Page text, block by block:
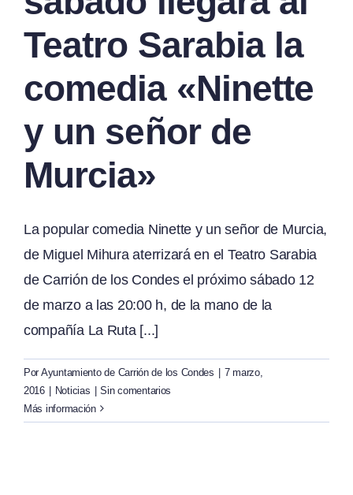
Teatro Sarabia la
comedia «Ninette
y un señor de
Murcia»
La popular comedia Ninette y un señor de Murcia,
de Miguel Mihura aterrizará en el Teatro Sarabia
de Carrión de los Condes el próximo sábado 12
de marzo a las 20:00 h, de la mano de la
compañía La Ruta [...]
Por Ayuntamiento de Carrión de los Condes
7 marzo,
2016
Noticias
Sin comentarios
Más información